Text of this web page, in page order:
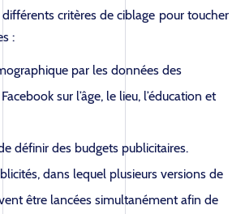
critères de ciblage pour toucher
:
par les données des
sur l’âge, le lieu, l’éducation et
définir des budgets publicitaires.
dans lequel plusieurs versions de
être lancées simultanément afin de